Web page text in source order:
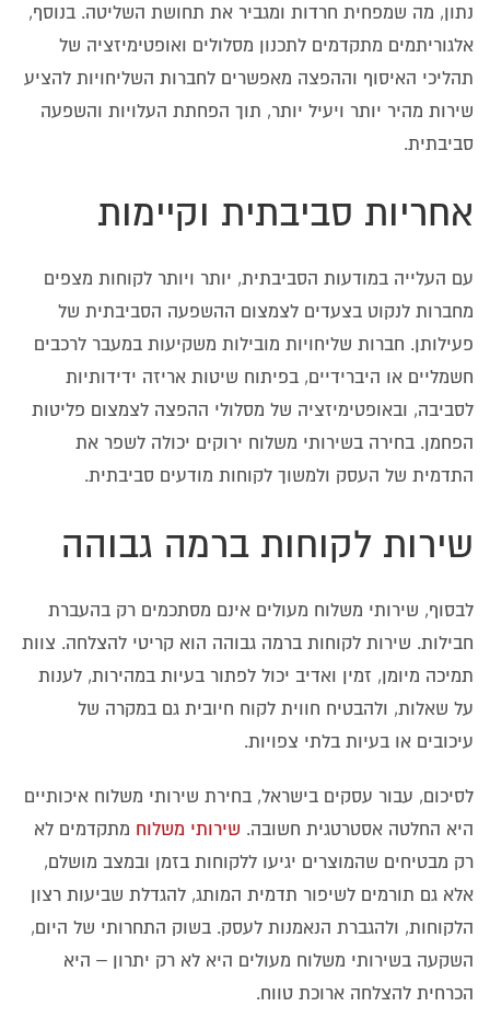
נתון, מה שמפחית חרדות ומגביר את תחושת השליטה. בנוסף,
אלגוריתמים מתקדמים לתכנון מסלולים ואופטימיזציה של
תהליכי האיסוף וההפצה מאפשרים לחברות השליחויות להציע
שירות מהיר יותר ויעיל יותר, תוך הפחתת העלויות והשפעה
סביבתית.
אחריות סביבתית וקיימות
עם העלייה במודעות הסביבתית, יותר ויותר לקוחות מצפים
מחברות לנקוט בצעדים לצמצום ההשפעה הסביבתית של
פעילותן. חברות שליחויות מובילות משקיעות במעבר לרכבים
חשמליים או היברידיים, בפיתוח שיטות אריזה ידידותיות
לסביבה, ובאופטימיזציה של מסלולי ההפצה לצמצום פליטות
הפחמן. בחירה בשירותי משלוח ירוקים יכולה לשפר את
התדמית של העסק ולמשוך לקוחות מודעים סביבתית.
שירות לקוחות ברמה גבוהה
לבסוף, שירותי משלוח מעולים אינם מסתכמים רק בהעברת
חבילות. שירות לקוחות ברמה גבוהה הוא קריטי להצלחה. צוות
תמיכה מיומן, זמין ואדיב יכול לפתור בעיות במהירות, לענות
על שאלות, ולהבטיח חווית לקוח חיובית גם במקרה של
עיכובים או בעיות בלתי צפויות.
לסיכום, עבור עסקים בישראל, בחירת שירותי משלוח איכותיים
היא החלטה אסטרטגית חשובה. שירותי משלוח מתקדמים לא
רק מבטיחים שהמוצרים יגיעו ללקוחות בזמן ובמצב מושלם,
אלא גם תורמים לשיפור תדמית המותג, להגדלת שביעות רצון
הלקוחות, ולהגברת הנאמנות לעסק. בשוק התחרותי של היום,
השקעה בשירותי משלוח מעולים היא לא רק יתרון – היא
הכרחית להצלחה ארוכת טווח.